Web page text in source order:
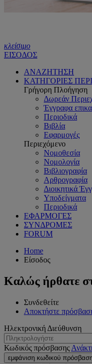
κλείσιμο
ΕΙΣΟΔΟΣ
ΑΝΑΖΗΤΗΣΗ
ΚΑΤΗΓΟΡΙΕΣ
Γρήγορη Πλοήγηση
Δωρεάν
Έγγραφα
Περιοδικά
Βιβλία
Εφαρμογές
Περιεχόμενο
Νομοθεσία
Νομολογία
Βιβλιογραφία
Αρθρογραφία
Διοικητικά
Υποδείγματα
Περιοδικά
ΕΦΑΡΜΟΓΕΣ
ΣΥΝΔΡΟΜΕΣ
FORUM
Home
Είσοδος
Καλώς ήρθατε
Συνδεθείτε
Αποκτήστε
Ηλεκτρονική Διεύθυνση
Κωδικός πρόσβασης
εμφάνιση κωδικού